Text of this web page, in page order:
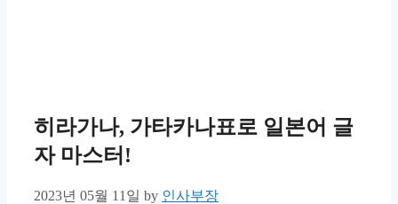
히라가나, 가타카나표로 일본어 글
자 마스터!
2023년 05월 11일 by 인사부장